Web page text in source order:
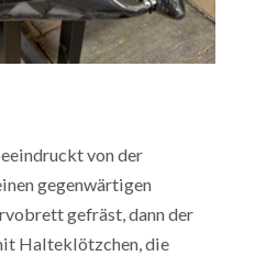
von der
gegenwärtigen
gefräst, dann der
Halteklötzchen, die